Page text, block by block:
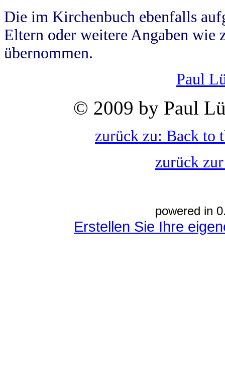
Die im Kirchenbuch ebenfalls
Eltern oder weitere Angaben wie
übernommen.
Paul
© 2009 by Paul
zurück zu: Back to
zurück
powered in
Erstellen Sie Ihre